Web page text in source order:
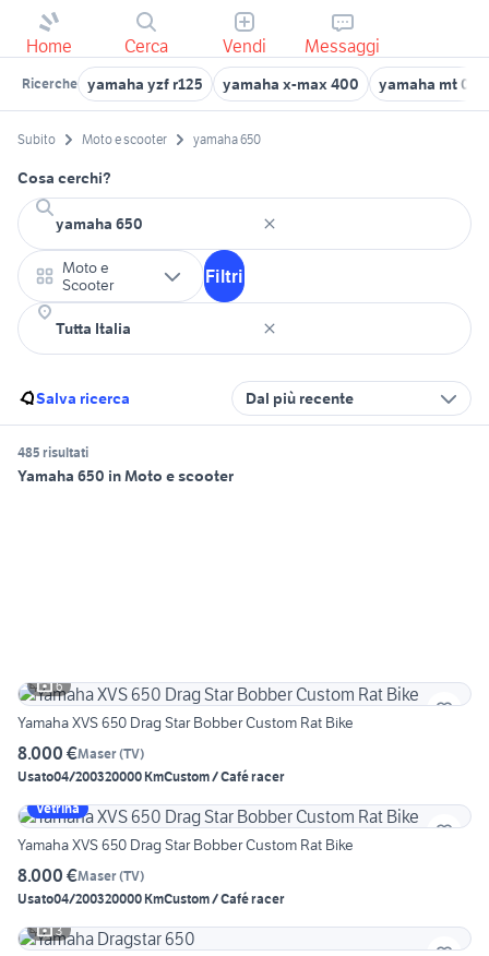
Home Cerca Vendi Messaggi
Ricerche yamaha yzf r125 yamaha x-max 400 yamaha mt 03
Subito Moto e scooter yamaha 650
Cosa cerchi?
Moto e
Scooter
Filtri
Salva ricerca Dal più recente
485 risultati
Yamaha 650 in Moto e scooter
6
Yamaha XVS 650 Drag Star Bobber Custom Rat Bike
8.000 €Maser(TV)
Usato04/200320000 KmCustom / Café racer
Vetrina
Yamaha XVS 650 Drag Star Bobber Custom Rat Bike
8.000 €Maser(TV)
Usato04/200320000 KmCustom / Café racer
3